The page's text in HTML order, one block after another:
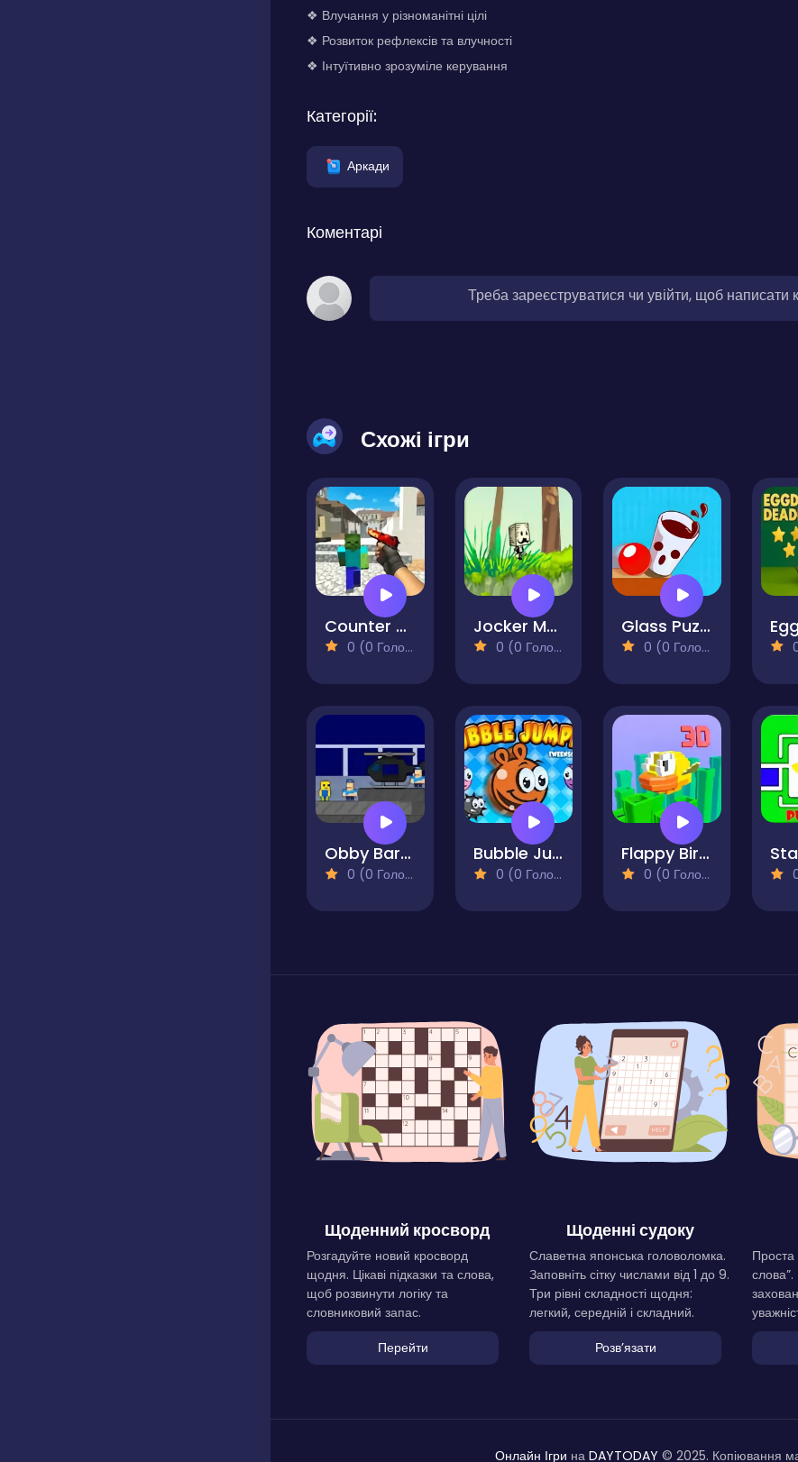
❖ Влучання у різноманітні цілі
❖ Розвиток рефлексів та влучності
❖ Інтуїтивно зрозуміле керування
Категорії:
Аркади
Коментарі
Треба зареєструватися чи увійти, щоб написати
Схожі ігри
Counter Craft 3 Zombies
0 (0 Голосів)
Jocker Man Adventure
0 (0 Голосів)
Glass Puzzle
0 (0 Голосів)
Obby Barry Prison Run
0 (0 Голосів)
Bubble Jumper
0 (0 Голосів)
Flappy Bird 3D
0 (0 Голосів)
Щоденний кросворд
Розгадуйте новий кросворд
щодня. Цікаві підказки та слова,
щоб розвинути логіку та
словниковий запас.
Перейти
Щоденні судоку
Славетна японська головоломка.
Заповніть сітку числами від 1 до 9.
Три рівні складності щодня:
легкий, середній і складний.
Розвʼязати
Проста
Онлайн Ігри на DAYTODAY © 2025. Копіювання